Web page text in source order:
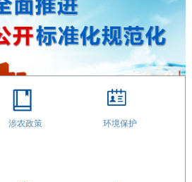
涉农政策 环境保护